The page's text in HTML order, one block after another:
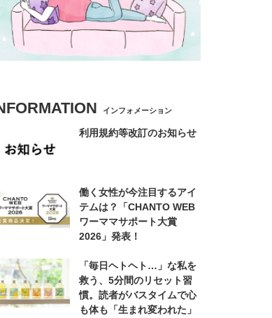
インフォメーション
利用規約等改訂のお知らせ
働く女性が今注目するアイ
テムは？「CHANTO WEB
ワーママサポート大賞
2026」発表！
「毎日ヘトヘト…」な私を
救う、5分間のリセット習
慣。読者がバスタイムで心
も体も「生まれ変われた」